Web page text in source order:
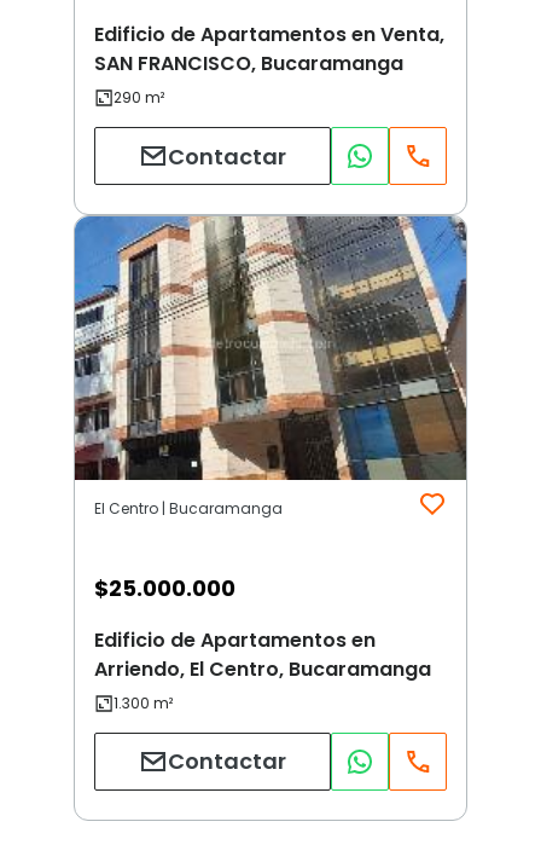
Edificio de Apartamentos en Venta,
SAN FRANCISCO, Bucaramanga
Contactar
El Centro | Bucaramanga
$25.000.000
Edificio de Apartamentos en
Arriendo, El Centro, Bucaramanga
Contactar